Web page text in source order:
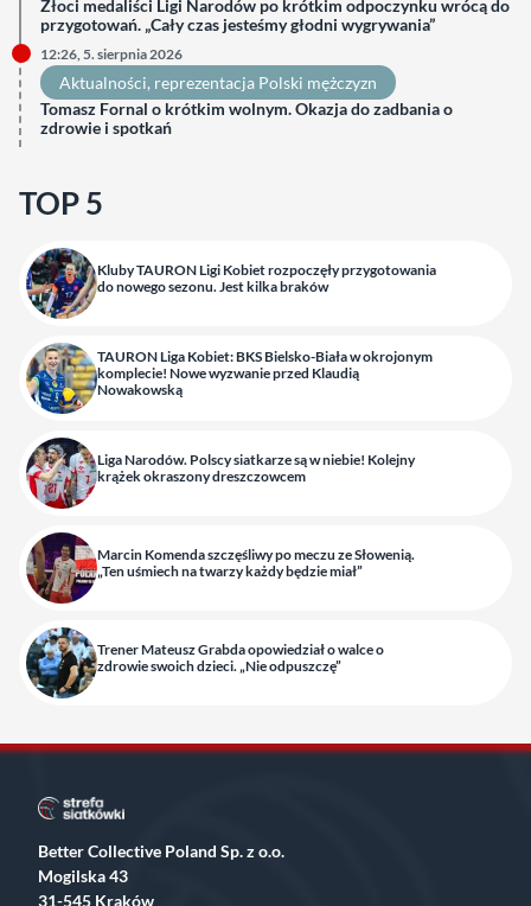
Złoci medaliści Ligi Narodów po krótkim odpoczynku wrócą do
przygotowań. „Cały czas jesteśmy głodni wygrywania”
12:26, 5. sierpnia 2026
Aktualności, reprezentacja Polski mężczyzn
Tomasz Fornal o krótkim wolnym. Okazja do zadbania o
zdrowie i spotkań
TOP 5
Kluby TAURON Ligi Kobiet rozpoczęły przygotowania
do nowego sezonu. Jest kilka braków
TAURON Liga Kobiet: BKS Bielsko-Biała w okrojonym
komplecie! Nowe wyzwanie przed Klaudią
Nowakowską
Liga Narodów. Polscy siatkarze są w niebie! Kolejny
krążek okraszony dreszczowcem
Marcin Komenda szczęśliwy po meczu ze Słowenią.
„Ten uśmiech na twarzy każdy będzie miał”
Trener Mateusz Grabda opowiedział o walce o
zdrowie swoich dzieci. „Nie odpuszczę”
Better Collective Poland Sp. z o.o.
Mogilska 43
31-545 Kraków